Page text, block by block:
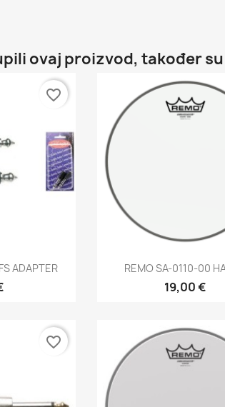
ovaj proizvod, također
ADAPTER
favorite_border
Brzi
REMO SA-0110-00
19,00 €
favorite_border